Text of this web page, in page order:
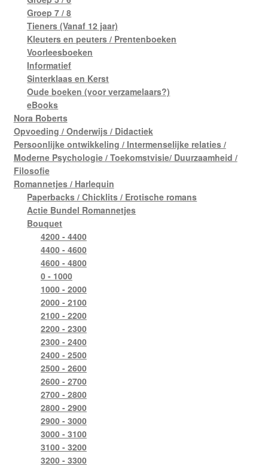
Groep 7 / 8
Tieners (Vanaf 12 jaar)
Kleuters en peuters / Prentenboeken
Voorleesboeken
Informatief
Sinterklaas en Kerst
Oude boeken (voor verzamelaars?)
eBooks
Nora Roberts
Opvoeding / Onderwijs / Didactiek
Persoonlijke ontwikkeling / Intermenselijke relaties /
Moderne Psychologie / Toekomstvisie/ Duurzaamheid /
Filosofie
Romannetjes / Harlequin
Paperbacks / Chicklits / Erotische romans
Actie Bundel Romannetjes
Bouquet
4200 - 4400
4400 - 4600
4600 - 4800
0 - 1000
1000 - 2000
2000 - 2100
2100 - 2200
2200 - 2300
2300 - 2400
2400 - 2500
2500 - 2600
2600 - 2700
2700 - 2800
2800 - 2900
2900 - 3000
3000 - 3100
3100 - 3200
3200 - 3300